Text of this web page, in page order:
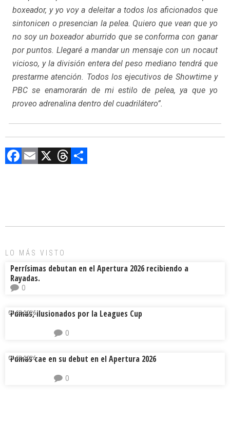
boxeador, y yo voy a deleitar a todos los aficionados que
sintonicen o presencian la pelea. Quiero que vean que yo
no soy un boxeador aburrido que se conforma con ganar
por puntos. Llegaré a mandar un mensaje con un nocaut
vicioso, y la división entera del peso mediano tendrá que
prestarme atención. Todos los ejecutivos de Showtime y
PBC se enamorarán de mi estilo de pelea, ya que yo
proveo adrenalina dentro del cuadrilátero”.
F
o
E X T
d ar
LO MÁS VISTO
Perrísimas debutan en el Apertura 2026 recibiendo a
Rayadas.
0
04.08.2026.
Pumas, ilusionados por la Leagues Cup
0
04.08.2026.
Pumas cae en su debut en el Apertura 2026
0